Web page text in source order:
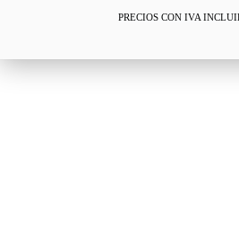
PRECIOS CON IVA